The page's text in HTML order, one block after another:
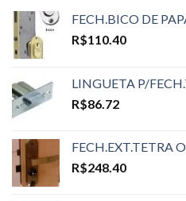
FECH.BICO DE
R$110.40
LINGUETA P/
R$86.72
FECH.EXT.TETRA
R$248.40